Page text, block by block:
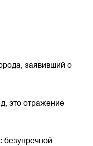
заявивший о
это отражение
безупречной